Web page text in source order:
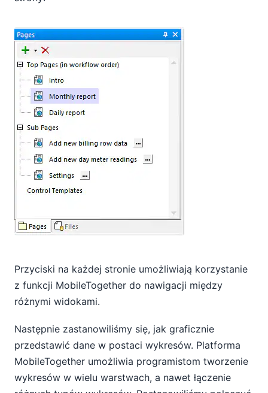
Przyciski na każdej stronie umożliwiają korzystanie
z funkcji MobileTogether do nawigacji między
różnymi widokami.
Następnie zastanowiliśmy się, jak graficznie
przedstawić dane w postaci wykresów. Platforma
MobileTogether umożliwia programistom tworzenie
wykresów w wielu warstwach, a nawet łączenie